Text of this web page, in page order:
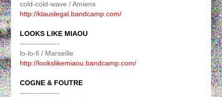
cold-cold-wave / Amiens
http://klauslegal.bandcamp.com/
LOOKS LIKE MIAOU
----------------
lo-lo-fi / Marseille
http://lookslikemiaou.bandcamp.com/
COGNE & FOUTRE
----------------